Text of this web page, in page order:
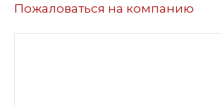
Пожаловаться на компанию